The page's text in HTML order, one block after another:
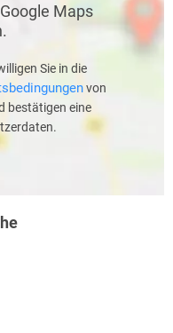
Maps
Sie in die
von
bestätigen eine